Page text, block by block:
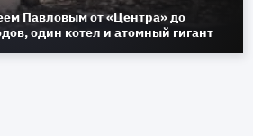
Павловым от «Центра» до
один котел и атомный гигант